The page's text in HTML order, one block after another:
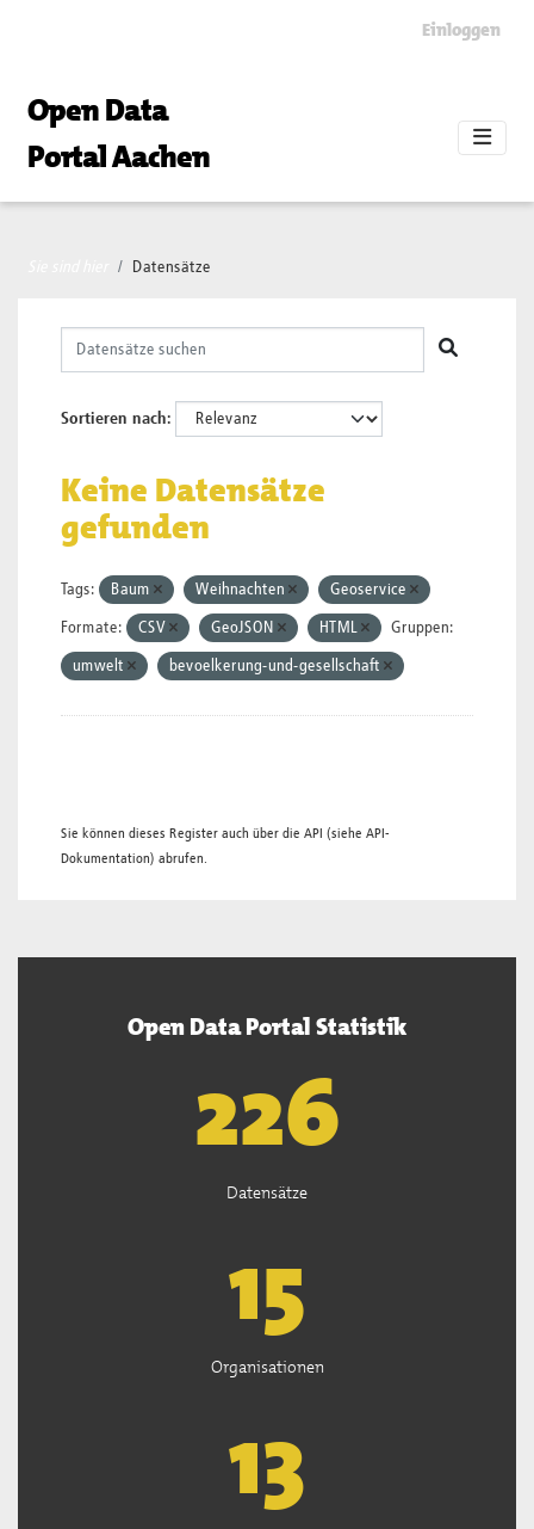
Einloggen
Open Data
Portal Aachen
Datensätze
Sortieren nach
Keine Datensätze
gefunden
Tags: Baum Weihnachten Geoservice
Formate: CSV GeoJSON HTML Gruppen:
umwelt bevoelkerung-und-gesellschaft
Sie können dieses Register auch über die API (siehe API-
Dokumentation) abrufen.
Open Data Portal Statistik
226
Datensätze
15
Organisationen
13